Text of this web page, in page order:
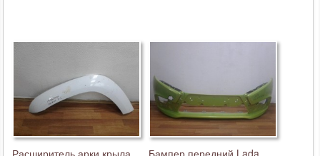
Расширитель арки крыла
Бампер передний Lada